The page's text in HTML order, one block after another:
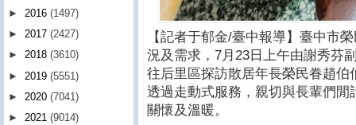
【記者于郁金/臺中報導】臺中市
況及需求，7月23日上午由謝秀芬
往后里區探訪散居年長榮民眷趙
透過走動式服務，親切與長輩們
關懷及溫暖。
► 2016 (1497)
► 2017 (2427)
► 2018 (3610)
► 2019 (5551)
► 2020 (7041)
► 2021 (9014)